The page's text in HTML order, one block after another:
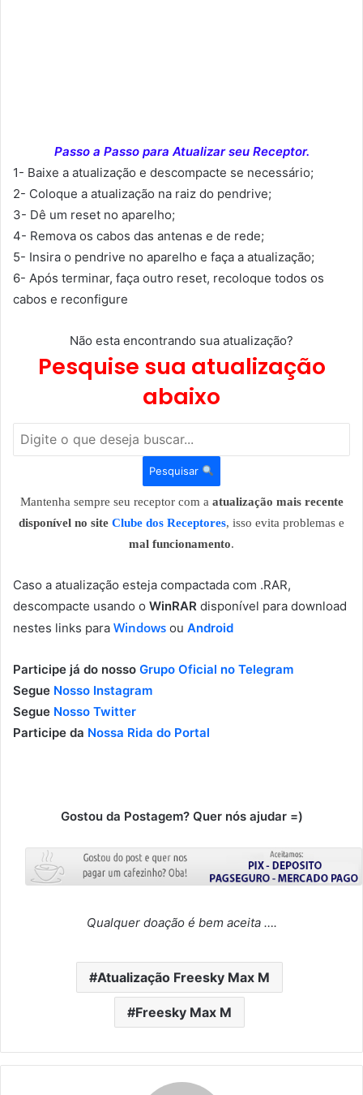
Passo a Passo para Atualizar seu Receptor.
1- Baixe a atualização e descompacte se necessário;
2- Coloque a atualização na raiz do pendrive;
3- Dê um reset no aparelho;
4- Remova os cabos das antenas e de rede;
5- Insira o pendrive no aparelho e faça a atualização;
6- Após terminar, faça outro reset, recoloque todos os
cabos e reconfigure
Não esta encontrando sua atualização?
Pesquise sua atualização
abaixo
Pesquisar
Mantenha sempre seu receptor com a atualização mais recente
disponível no site Clube dos Receptores, isso evita problemas e
mal funcionamento.
Caso a atualização esteja compactada com .RAR,
descompacte usando o WinRAR disponível para download
nestes links para Windows ou Android
Participe já do nosso Grupo Oficial no Telegram
Segue Nosso Instagram
Segue Nosso Twitter
Participe da Nossa Rida do Portal
Gostou da Postagem? Quer nós ajudar =)
Qualquer doação é bem aceita ….
Atualização Freesky Max M
Freesky Max M